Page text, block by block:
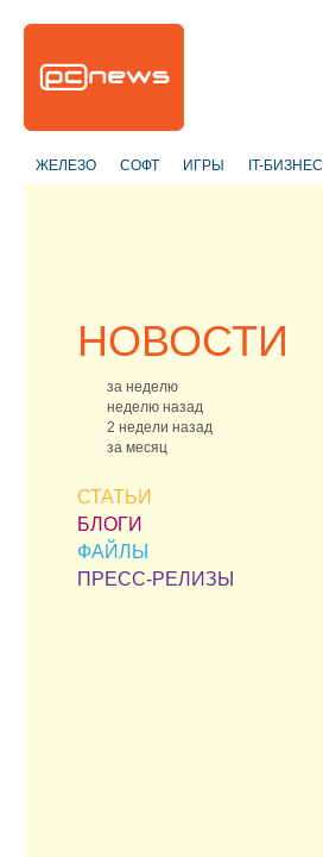
ЖЕЛЕЗО СОФТ ИГРЫ IT-БИЗНЕС
НОВОСТИ
за неделю
неделю назад
2 недели назад
за месяц
СТАТЬИ
БЛОГИ
ФАЙЛЫ
ПРЕСС-РЕЛИЗЫ